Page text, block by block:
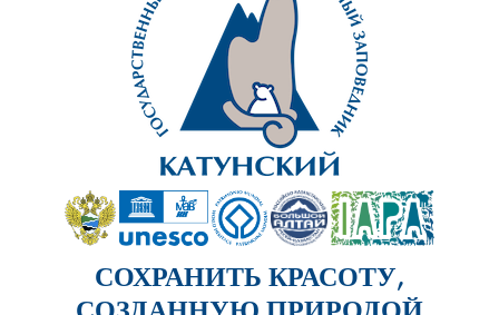
СОХРАНИТЬ КРАСОТУ,